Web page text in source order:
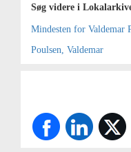
Søg videre i
Mindesten for Valdemar
Poulsen, Valdemar